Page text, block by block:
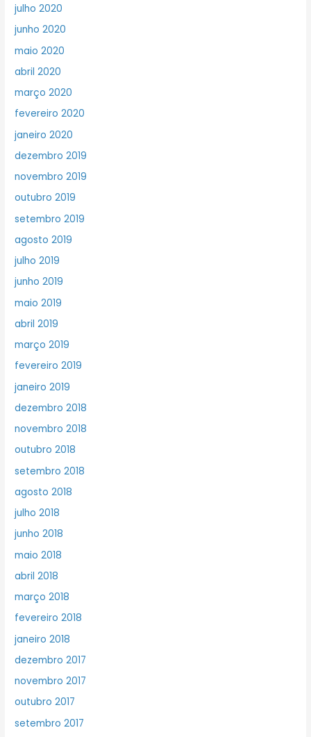
julho 2020
junho 2020
maio 2020
abril 2020
março 2020
fevereiro 2020
janeiro 2020
dezembro 2019
novembro 2019
outubro 2019
setembro 2019
agosto 2019
julho 2019
junho 2019
maio 2019
abril 2019
março 2019
fevereiro 2019
janeiro 2019
dezembro 2018
novembro 2018
outubro 2018
setembro 2018
agosto 2018
julho 2018
junho 2018
maio 2018
abril 2018
março 2018
fevereiro 2018
janeiro 2018
dezembro 2017
novembro 2017
outubro 2017
setembro 2017